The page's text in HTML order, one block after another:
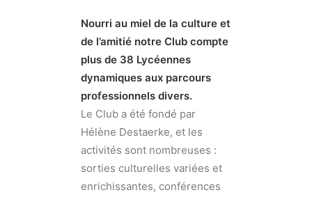
Nourri au miel de la culture et
de l’amitié notre Club compte
plus de 38 Lycéennes
dynamiques aux parcours
professionnels divers.
Le Club a été fondé par
Hélène Destaerke, et les
activités sont nombreuses :
sorties culturelles variées et
enrichissantes, conférences